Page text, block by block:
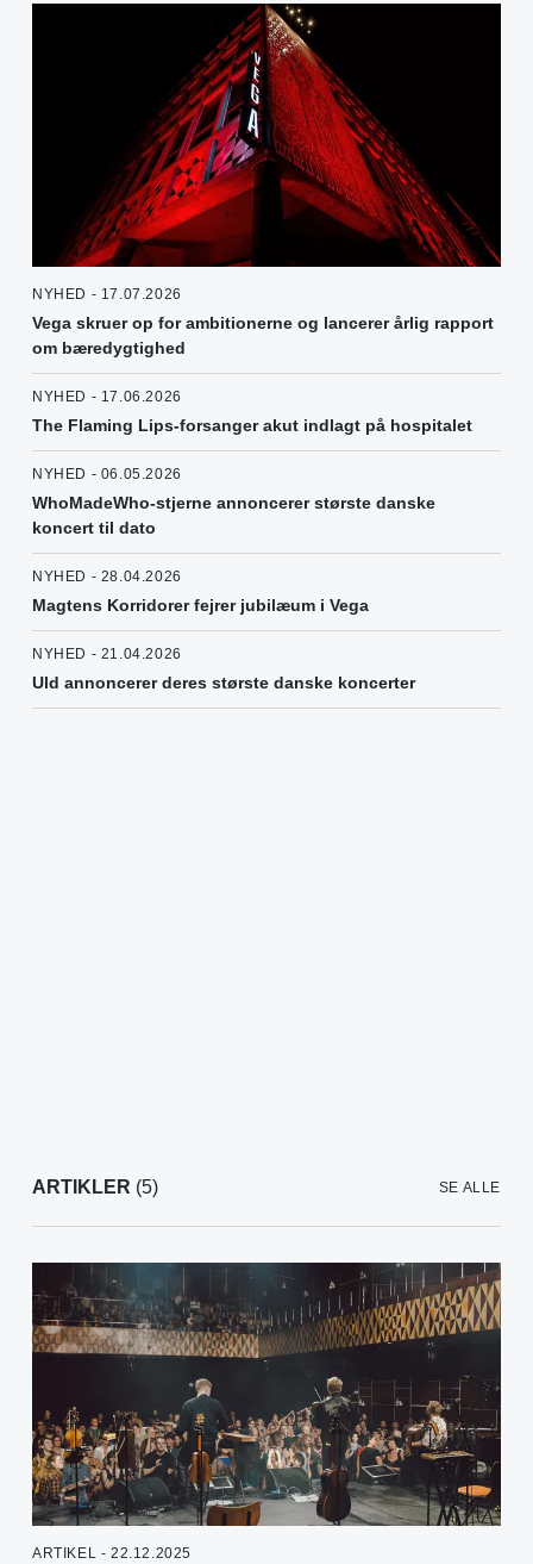
NYHED - 17.07.2026
Vega skruer op for ambitionerne og lancerer årlig rapport
om bæredygtighed
NYHED - 17.06.2026
The Flaming Lips-forsanger akut indlagt på hospitalet
NYHED - 06.05.2026
WhoMadeWho-stjerne annoncerer største danske
koncert til dato
NYHED - 28.04.2026
Magtens Korridorer fejrer jubilæum i Vega
NYHED - 21.04.2026
Uld annoncerer deres største danske koncerter
ARTIKLER (5) SE ALLE
ARTIKEL - 22.12.2025